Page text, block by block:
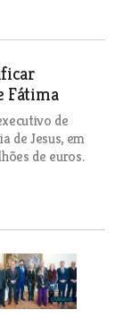
Fátima
de
de Jesus, em
de euros.